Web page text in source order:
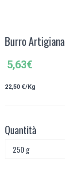
Burro
5,63€
22,50 €/Kg
Quantità